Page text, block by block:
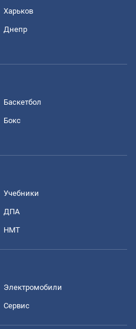
Харьков
Днепр
Баскетбол
Бокс
Учебники
ДПА
НМТ
Электромобили
Сервис